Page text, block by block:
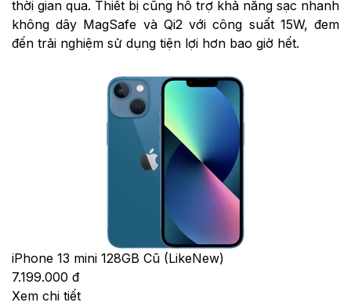
thời gian qua. Thiết bị cũng hỗ trợ khả năng sạc nhanh
không dây MagSafe và Qi2 với công suất 15W, đem
đến trải nghiệm sử dụng tiện lợi hơn bao giờ hết.
iPhone 13 mini 128GB Cũ (LikeNew)
7.199.000 đ
Xem chi tiết